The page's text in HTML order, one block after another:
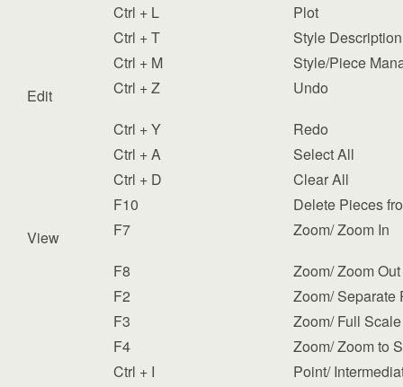
Ctrl + L
Plot
Ctrl + T
Style Description
Ctrl + M
Style/Piece
Edit
Ctrl + Z
Undo
Ctrl + Y
Redo
Ctrl + A
Select All
Ctrl + D
Clear All
F10
Delete Pieces
View
F7
Zoom/ Zoom In
F8
Zoom/ Zoom Out
F2
Zoom/ Separate
F3
Zoom/ Full Scale
F4
Zoom/ Zoom to
Ctrl + I
Point/